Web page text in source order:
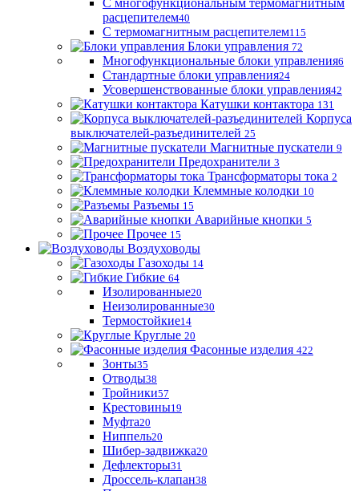
С многофункциональным термомагнитным
расцепителем40
С термомагнитным расцепителем115
Блоки управления 72
Многофункциональные блоки управления6
Стандартные блоки управления24
Усовершенствованные блоки управления42
Катушки контактора 131
Корпуса
выключателей-разъединителей 25
Магнитные пускатели 9
Предохранители 3
Трансформаторы тока 2
Клеммные колодки 10
Разъемы 15
Аварийные кнопки 5
Прочее 15
Воздуховоды
Газоходы 14
Гибкие 64
Изолированные20
Неизолированные30
Термостойкие14
Круглые 20
Фасонные изделия 422
Зонты35
Отводы38
Тройники57
Крестовины19
Муфта20
Ниппель20
Шибер-задвижка20
Дефлекторы31
Дроссель-клапан38